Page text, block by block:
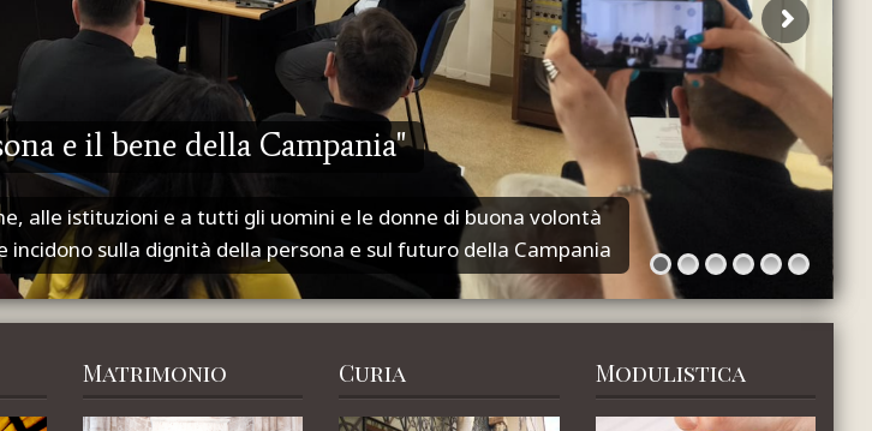
e il bene della Campania"
alle istituzioni e a tutti gli uomini e le donne di buona volontà
sulla dignità della persona e sul futuro della Campania
Matrimonio Curia Modulistica